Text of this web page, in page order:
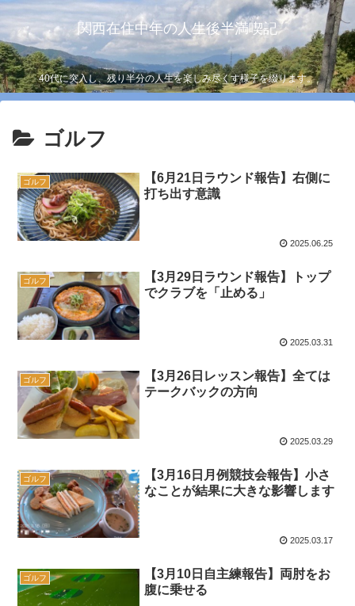
関西在住中年の人生後半満喫記
40代に突入し、残り半分の人生を楽しみ尽くす様子を綴ります。
ゴルフ
ゴルフ
【6月21日ラウンド報告】右側に
打ち出す意識
2025.06.25
ゴルフ
【3月29日ラウンド報告】トップ
でクラブを「止める」
2025.03.31
ゴルフ
【3月26日レッスン報告】全ては
テークバックの方向
2025.03.29
ゴルフ
【3月16日月例競技会報告】小さ
なことが結果に大きな影響します
2025.03.17
ゴルフ
【3月10日自主練報告】両肘をお
腹に乗せる